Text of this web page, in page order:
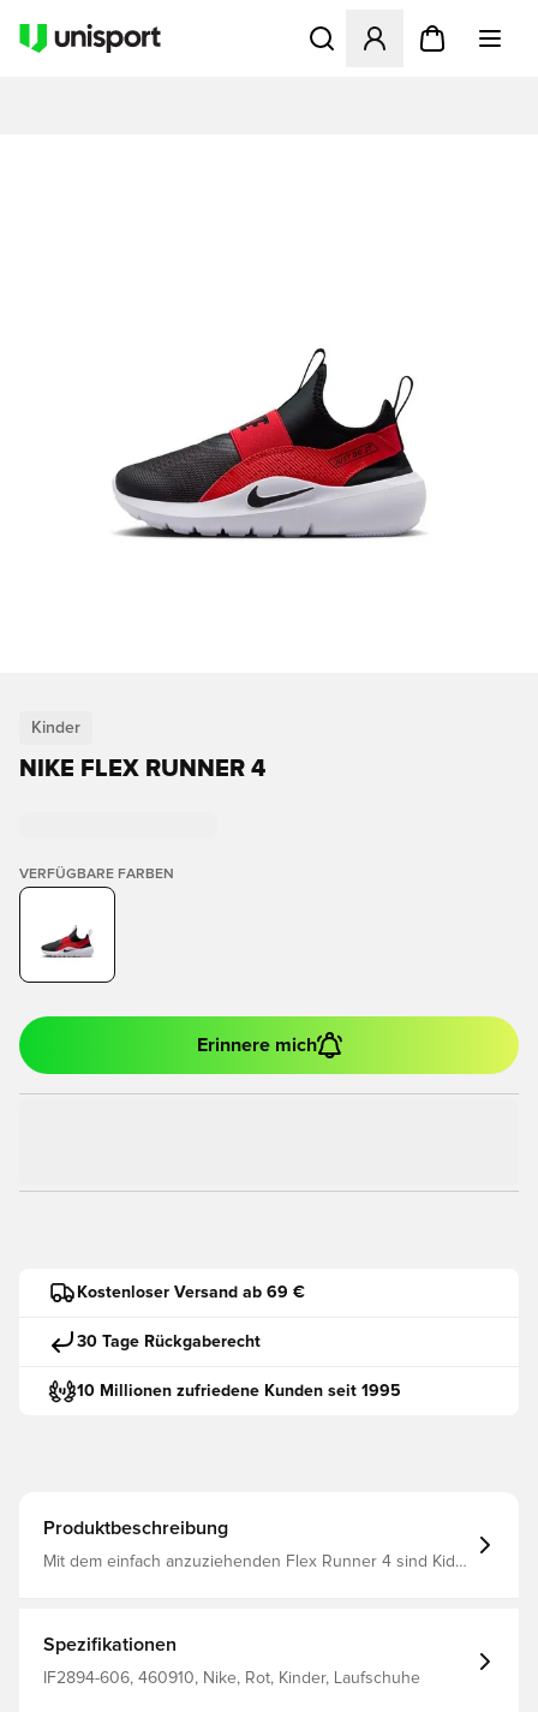
Öffnet ein Fenster zum
Kinder
NIKE FLEX RUNNER 4
VERFÜGBARE FARBEN
Erinnere mich
Kostenloser Versand ab 69 €
30 Tage Rückgaberecht
10 Millionen zufriedene Kunden seit 1995
Produktbeschreibung
Mit dem einfach anzuziehenden Flex Runner 4 sind Kids
Flexkerben in der Außensohle ermöglichen natürliche
Bewegungsabläufe, sodass Kinder schneller ihren
Rhythmus finden.
Spezifikationen
IF2894-606, 460910, Nike, Rot, Kinder, Laufschuhe